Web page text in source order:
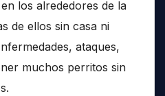
los alrededores de la
de ellos sin casa ni
ataques,
muchos perritos sin